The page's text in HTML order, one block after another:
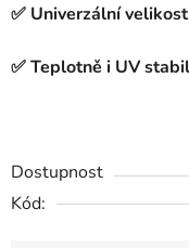
✅ Univerzální
✅ Teplotně i UV
Dostupnost
Kód: